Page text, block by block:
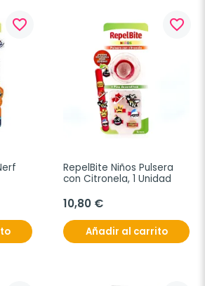
favorite_border favorite_border
RepelBite Niños Pulsera
con Citronela, 1 Unidad
10,80 €
Añadir al carrito